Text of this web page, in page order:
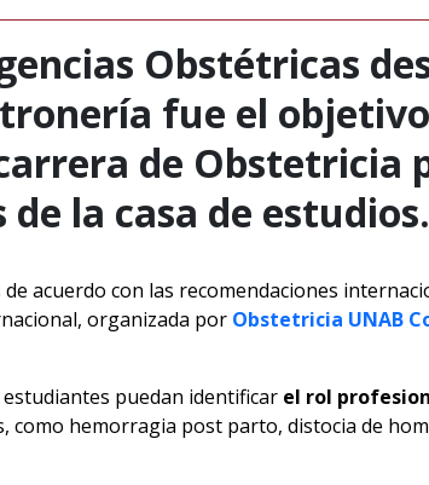
Obstétricas
fue el
de Obstetricia
la casa de estudios.
acuerdo con las recomendaciones
organizada por Obstetricia UNAB
estudiantes puedan identificar el rol
como hemorragia post parto, distocia de